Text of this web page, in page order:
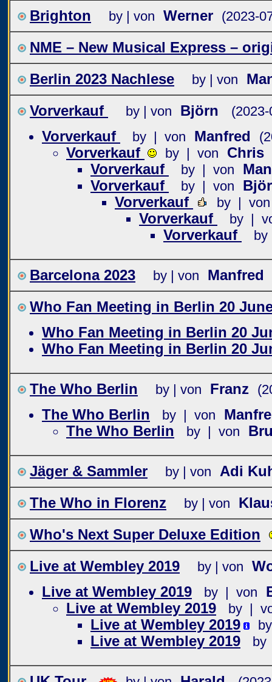
Brighton by | von Werner (2023-
NME – New Musical Express –
Berlin 2023 Nachlese
by | von
Vorverkauf
by | von Björn
Vorverkauf by | von Manfred
Vorverkauf by | von
Chris
Vorverkauf
by | von
Vorverkauf
by | von
Vorverkauf
by | von
Vorverkauf by |
Vorverkauf
Barcelona 2023 by | von
Manfred
Who Fan Meeting in Berlin 20
Who Fan Meeting in Berlin 20
Who Fan Meeting in Berlin 20
The Who Berlin by | von Franz
The Who Berlin by | von
The Who Berlin
by | von
Jäger & Sammler by | von
Adi
The Who in Florenz
by | von
Who's Next Super Deluxe Edition
Live at Wembley 2019
by | von
Live at Wembley 2019
by | von
Live at Wembley 2019
by |
Live at Wembley 2019
Live at Wembley 2019